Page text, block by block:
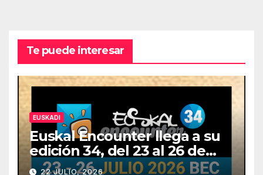
Te puede interesar
EUSKADI
Euskal Encounter llega a su
edición 34, del 23 al 26 de
julio
22 JULIO, 2026